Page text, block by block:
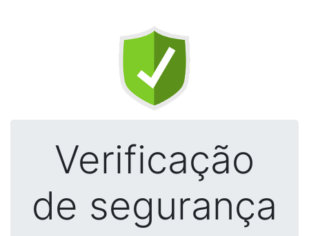
Verificação
de segurança